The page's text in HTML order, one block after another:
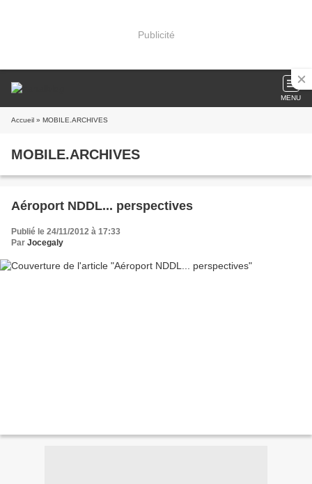
Publicité
MENU
Accueil » MOBILE.ARCHIVES
MOBILE.ARCHIVES
Aéroport NDDL... perspectives
Publié le 24/11/2012 à 17:33
Par Jocegaly